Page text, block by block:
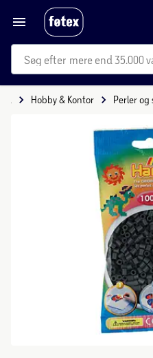
mere end 35.000
Hobby & Kontor Perler og